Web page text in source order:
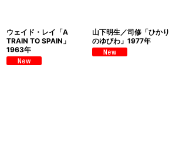
ウェイド・レイ「A
TRAIN TO SPAIN」
1963年
山下明生／司修「ひかり
のゆびわ」1977年